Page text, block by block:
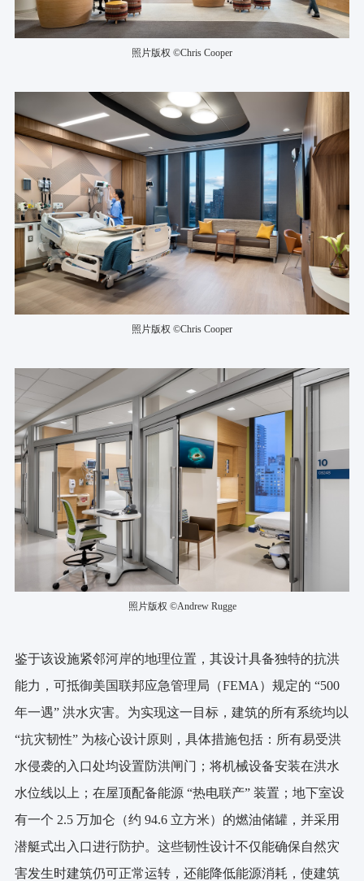
照片版权 ©Chris Cooper
照片版权 ©Chris Cooper
照片版权 ©Andrew Rugge
鉴于该设施紧邻河岸的地理位置，其设计具备独特的抗洪
能力，可抵御美国联邦应急管理局（FEMA）规定的 “500
年一遇” 洪水灾害。为实现这一目标，建筑的所有系统均以
“抗灾韧性” 为核心设计原则，具体措施包括：所有易受洪
水侵袭的入口处均设置防洪闸门；将机械设备安装在洪水
水位线以上；在屋顶配备能源 “热电联产” 装置；地下室设
有一个 2.5 万加仑（约 94.6 立方米）的燃油储罐，并采用
潜艇式出入口进行防护。这些韧性设计不仅能确保自然灾
害发生时建筑仍可正常运转，还能降低能源消耗，使建筑